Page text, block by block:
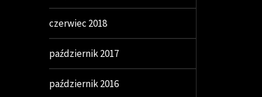
czerwiec 2018
październik 2017
październik 2016